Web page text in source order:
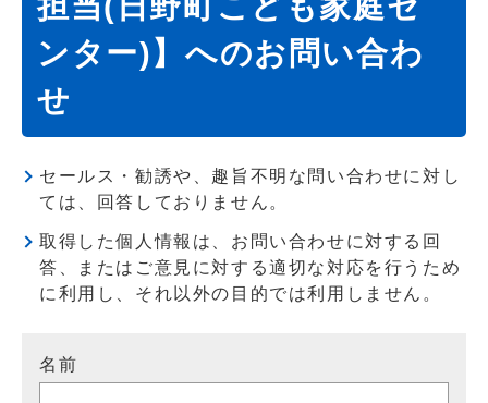
ンター)】へのお問い合わ
せ
セールス・勧誘や、趣旨不明な問い合わせに対し
ては、回答しておりません。
取得した個人情報は、お問い合わせに対する回
答、またはご意見に対する適切な対応を行うため
に利用し、それ以外の目的では利用しません。
名前